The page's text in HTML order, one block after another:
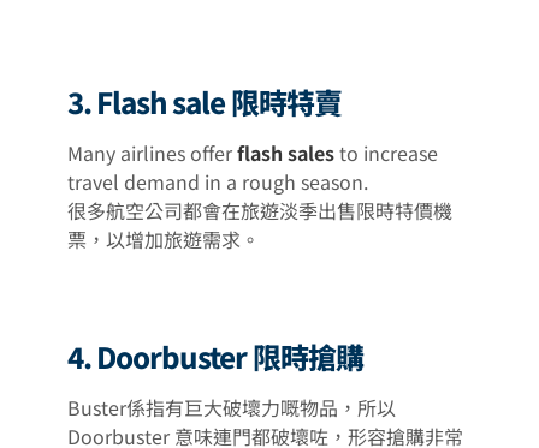
3. Flash sale 限時特賣
Many airlines offerflash salesto increase
travel demand in a rough season.
很多航空公司都會在旅遊淡季出售限時特價機
票，以增加旅遊需求。
4. Doorbuster 限時搶購
Buster係指有巨大破壞力嘅物品，所以
Doorbuster 意味連門都破壞咗，形容搶購非常